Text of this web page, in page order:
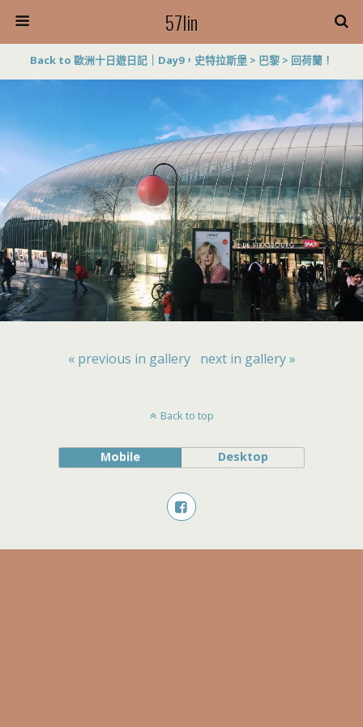
57lin
Back to 歐洲十日遊日記｜Day9，史特拉斯堡 > 巴黎 > 回荷蘭！
« previous in gallery next in gallery »
Back to top
Mobile Desktop